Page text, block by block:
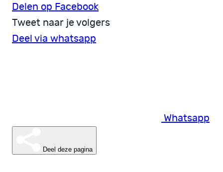
Delen op Facebook
Tweet naar je volgers
Deel via whatsapp
Whatsapp
Deel deze pagina